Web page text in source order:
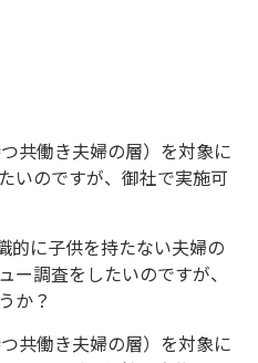
共働き夫婦の層）を対象に
いのですが、御社で実施可
的に子供を持たない夫婦の
ー調査をしたいのですが、
か？
共働き夫婦の層）を対象に